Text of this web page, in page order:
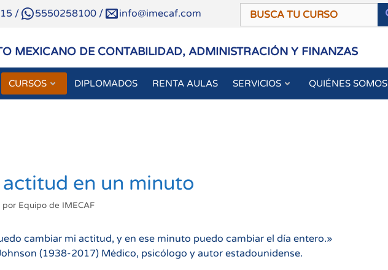
/ 5550258100 / info@imecaf.com
MEXICANO DE CONTABILIDAD, ADMINISTRACIÓN Y FINANZAS
CURSOS DIPLOMADOS RENTA AULAS SERVICIOS QUIÉNES SOMOS
en un minuto
por Equipo de IMECAF
cambiar mi actitud, y en ese minuto puedo cambiar el día entero.»
(1938-2017) Médico, psicólogo y autor estadounidense.